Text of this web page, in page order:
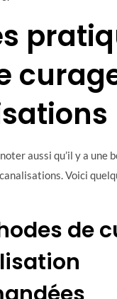
aussi qu’il y a une
Voici
de